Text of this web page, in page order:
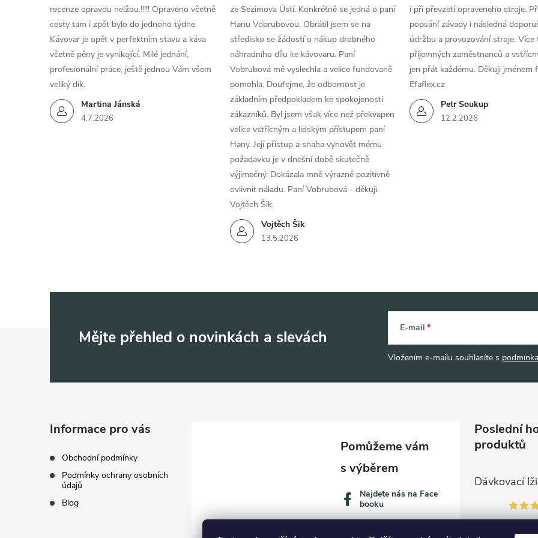
Martina Jánská
4.7.2026
recenze opravdu nelžou.!!!!! Opraveno včetně
cesty tam i zpět bylo do jednoho týdne.
Kávovar je opět v perfektním stavu a káva
včetně pěny je vynikající. Milé jednání,
profesionální práce, ještě jednou Vám všem
veliký dík.
Vojtěch Šik
13.5.2026
ze Sezimova Ústí. Konkrétně se jedná o paní
Hanu Vobrubovou. Obrátil jsem se na
středisko se žádostí o nákup drobného
náhradního dílu ke kávovaru. Paní
Vobrubová mě vyslechla a velice fundovaně
pomohla. Doufejme, že odbornost je
základním předpokladem ke spokojenosti
zákazníků. Byl jsem však více než překvapen
velice vstřícným a lidským přístupem paní
Hany. Její přístup a snaha vyhovět mému
požadavku je v dnešní době skutečně
výjimečný. Dokázala mně výrazně pozitivně
ovlivnit náladu. Paní Vobrubová - děkuji.
Vojtěch Šik.
Petr Soukup
12.2.2026
i při převzetí opraveneho stroje.
popsání závady i následná
údržbu a provozování stroje. Více
příjemných zaměstnanců a
jen přát každému. Děkuji jménem
Efaflex.cz
Mějte přehled o novinkách a slevách E-mail
Vložením e-mailu souhlasíte s
Informace pro vás
Obchodní podmínky
Podmínky ochrany osobních
údajů
Blog
Najdete nás na Face
booku
Poslední
produktů